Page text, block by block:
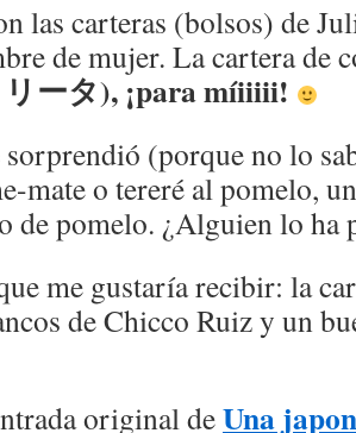
las carteras (bolsos) de
de mujer. La cartera de
ータ), ¡para míiiiii!
(porque no lo
mate o tereré al pomelo,
de pomelo. ¿Alguien lo ha
me gustaría recibir: la
de Chicco Ruiz y un
original deUna